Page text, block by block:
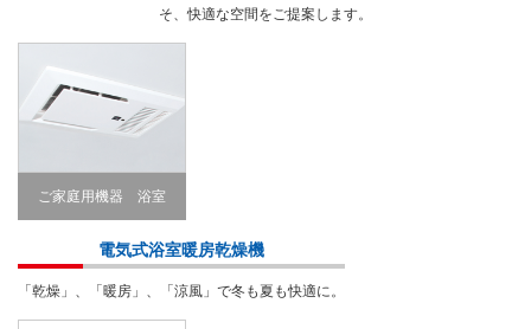
そ、快適な空間をご提案します。
ご家庭用機器 浴室
Bathroom
電気式浴室暖房乾燥機
「乾燥」、「暖房」、「涼風」で冬も夏も快適に。